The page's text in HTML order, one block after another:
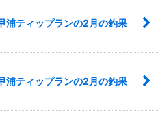
浦ティップランの2月の釣果
浦ティップランの2月の釣果